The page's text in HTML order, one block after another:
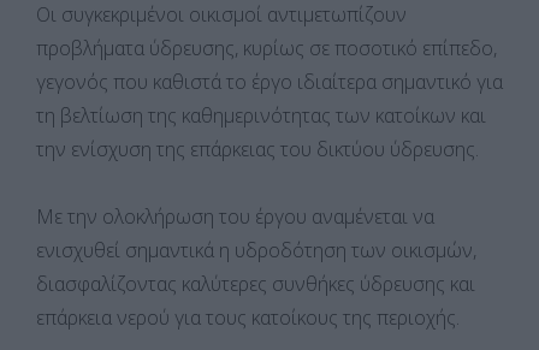
Οι συγκεκριμένοι οικισμοί αντιμετωπίζουν
προβλήματα ύδρευσης, κυρίως σε ποσοτικό επίπεδο,
γεγονός που καθιστά το έργο ιδιαίτερα σημαντικό για
τη βελτίωση της καθημερινότητας των κατοίκων και
την ενίσχυση της επάρκειας του δικτύου ύδρευσης.
Με την ολοκλήρωση του έργου αναμένεται να
ενισχυθεί σημαντικά η υδροδότηση των οικισμών,
διασφαλίζοντας καλύτερες συνθήκες ύδρευσης και
επάρκεια νερού για τους κατοίκους της περιοχής.